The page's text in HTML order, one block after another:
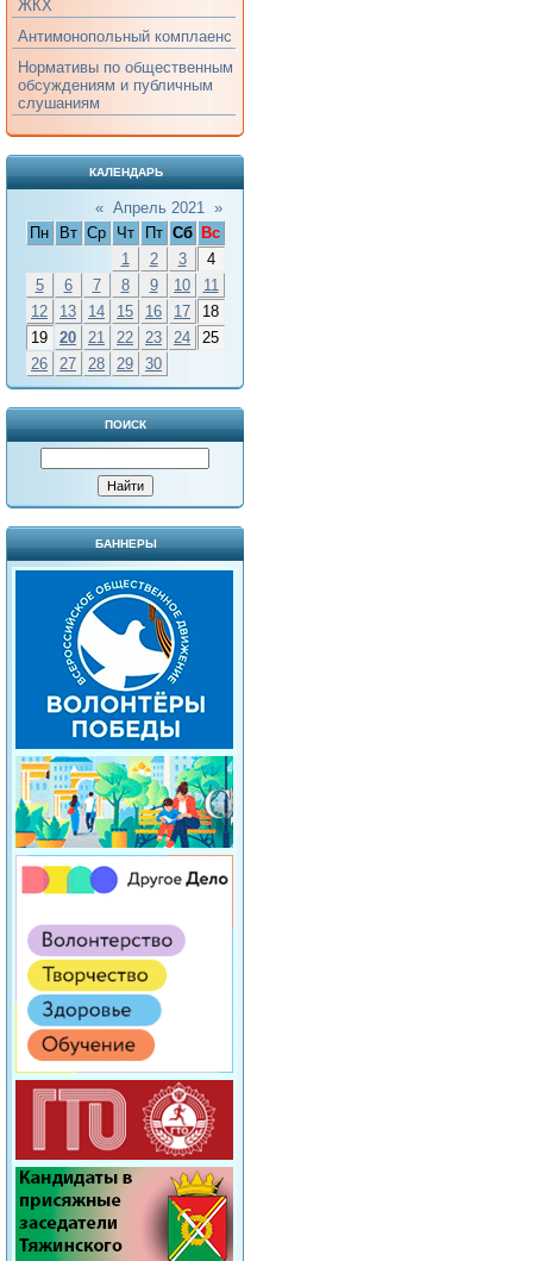
ЖКХ
Антимонопольный комплаенс
Нормативы по общественным
обсуждениям и публичным
слушаниям
КАЛЕНДАРЬ
« Апрель 2021 »
Пн
Вт Ср Чт Пт Сб
Вс
1
2 3
4
5
6 7 8 9 10
11
12
13 14 15 16 17
18
19
20 21 22 23 24
25
26
27 28 29 30
ПОИСК
БАННЕРЫ